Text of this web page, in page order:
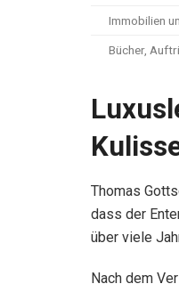
Immobilien
Bücher,
Thomas
dass der
über viele
Nach dem